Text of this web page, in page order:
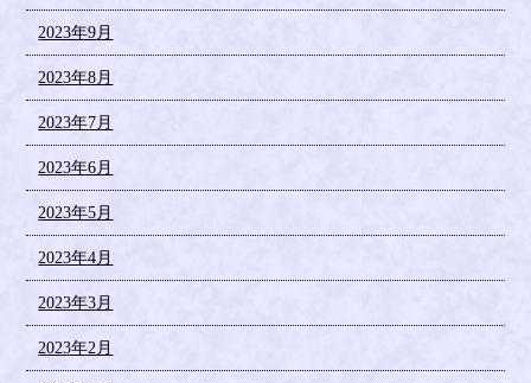
2023年9月
2023年8月
2023年7月
2023年6月
2023年5月
2023年4月
2023年3月
2023年2月